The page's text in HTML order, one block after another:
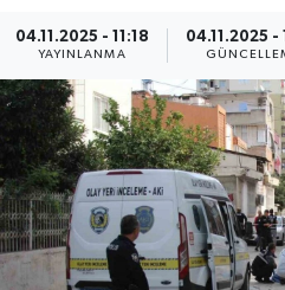
04.11.2025 - 11:18
YAYINLANMA
04.11.2025 -